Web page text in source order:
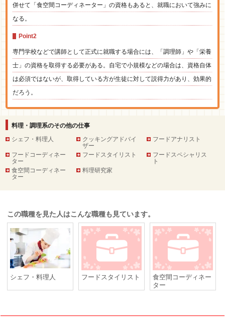
併せて「食空間コーディネーター」の資格もあると、就職において強みに
なる。
Point2
専門学校などで講師として正式に就職する場合には、「調理師」や「栄養
士」の資格を取得する必要がある。自宅で小規模などの場合は、資格自体
は必須ではないが、取得している方が生徒に対して説得力があり、効果的
だろう。
料理・調理系のその他の仕事
シェフ・料理人
クッキングアドバイ
ザー
フードアナリスト
フードコーディネー
ター
フードスタイリスト
フードスペシャリス
ト
食空間コーディネー
ター
料理研究家
この職種を見た人はこんな職種も見ています。
シェフ・料理人 フードスタイリスト
食空間コーディネー
ター